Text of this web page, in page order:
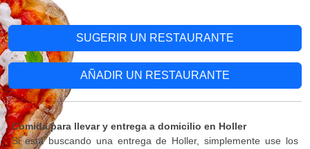
SUGERIR UN RESTAURANTE
AÑADIR UN RESTAURANTE
Comida para llevar y entrega a domicilio en Holler
Si está buscando una entrega de Holler, simplemente use los